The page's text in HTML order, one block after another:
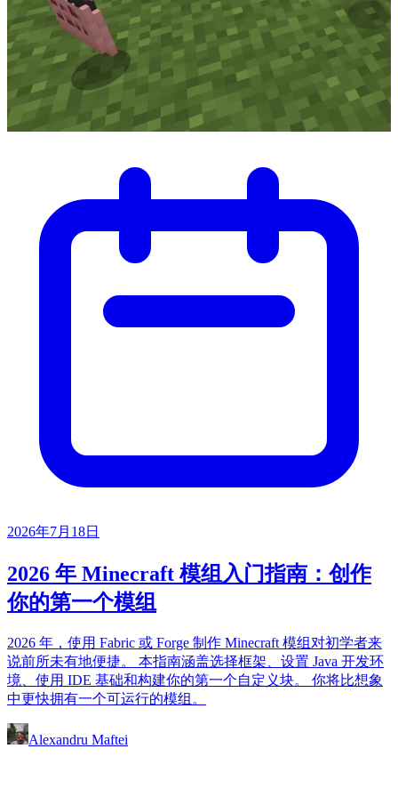
2026年7月18日
2026 年 Minecraft 模组入门指南：创作
你的第一个模组
2026 年，使用 Fabric 或 Forge 制作 Minecraft 模组对初学者来
说前所未有地便捷。 本指南涵盖选择框架、设置 Java 开发环
境、使用 IDE 基础和构建你的第一个自定义块。 你将比想象
中更快拥有一个可运行的模组。
Alexandru Maftei